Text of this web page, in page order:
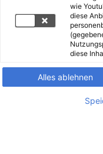
wie
diese
diese
Alles ablehnen